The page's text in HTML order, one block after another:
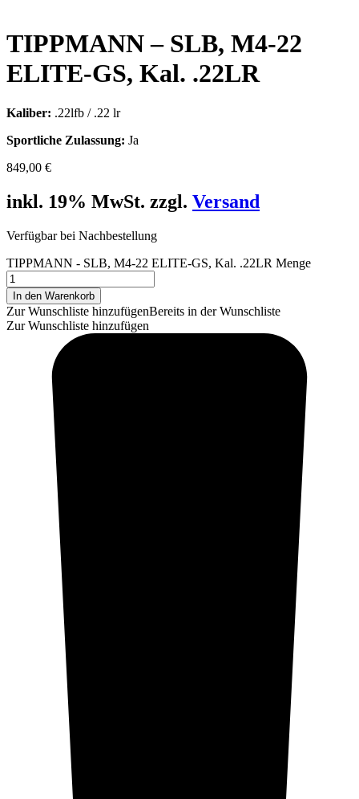
TIPPMANN – SLB, M4-22
ELITE-GS, Kal. .22LR
Kaliber: .22lfb / .22 lr
Sportliche Zulassung: Ja
849,00 €
inkl. 19% MwSt. zzgl. Versand
Verfügbar bei Nachbestellung
TIPPMANN - SLB, M4-22 ELITE-GS, Kal. .22LR Menge
In den Warenkorb
Zur Wunschliste hinzufügenBereits in der Wunschliste
Zur Wunschliste hinzufügen